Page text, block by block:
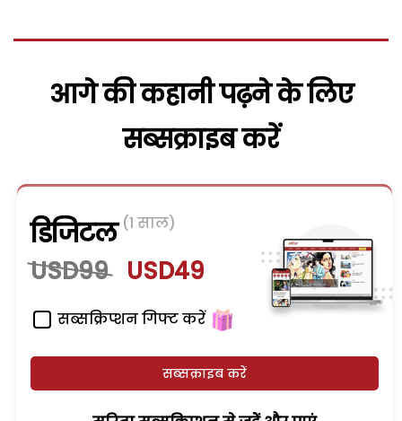
आगे की कहानी पढ़ने के लिए
सब्सक्राइब करें
डिजिटल (1 साल)
USD99 USD49
सब्सक्रिप्शन गिफ्ट करें
सब्सक्राइब करें